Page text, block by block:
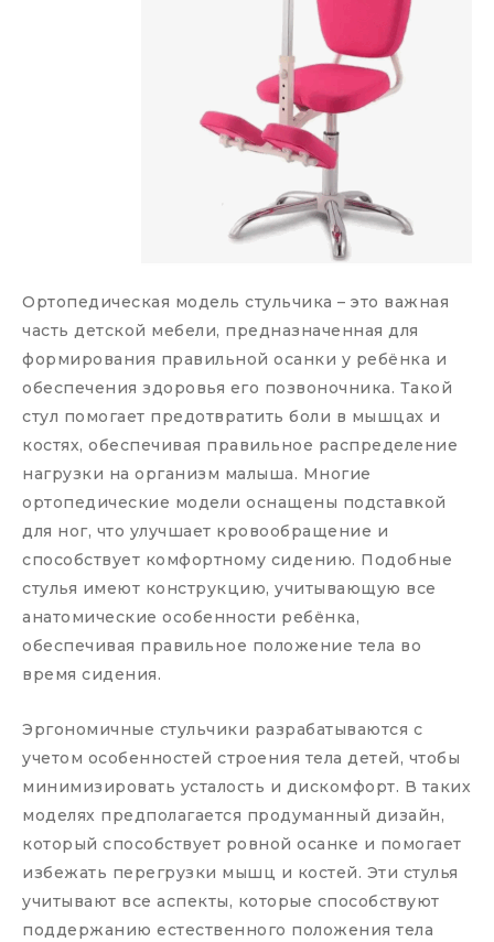
Ортопедическая модель стульчика – это важная
часть детской мебели, предназначенная для
формирования правильной осанки у ребёнка и
обеспечения здоровья его позвоночника. Такой
стул помогает предотвратить боли в мышцах и
костях, обеспечивая правильное распределение
нагрузки на организм малыша. Многие
ортопедические модели оснащены подставкой
для ног, что улучшает кровообращение и
способствует комфортному сидению. Подобные
стулья имеют конструкцию, учитывающую все
анатомические особенности ребёнка,
обеспечивая правильное положение тела во
время сидения.
Эргономичные стульчики разрабатываются с
учетом особенностей строения тела детей, чтобы
минимизировать усталость и дискомфорт. В таких
моделях предполагается продуманный дизайн,
который способствует ровной осанке и помогает
избежать перегрузки мышц и костей. Эти стулья
учитывают все аспекты, которые способствуют
поддержанию естественного положения тела